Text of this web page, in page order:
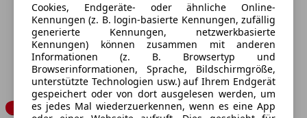
Cookies, Endgeräte- oder ähnliche Online-
Kennungen (z. B. login-basierte Kennungen, zufällig
generierte Kennungen, netzwerkbasierte
Kennungen) können zusammen mit anderen
Informationen (z. B. Browsertyp und
Browserinformationen, Sprache, Bildschirmgröße,
unterstützte Technologien usw.) auf Ihrem Endgerät
gespeichert oder von dort ausgelesen werden, um
es jedes Mal wiederzuerkennen, wenn es eine App